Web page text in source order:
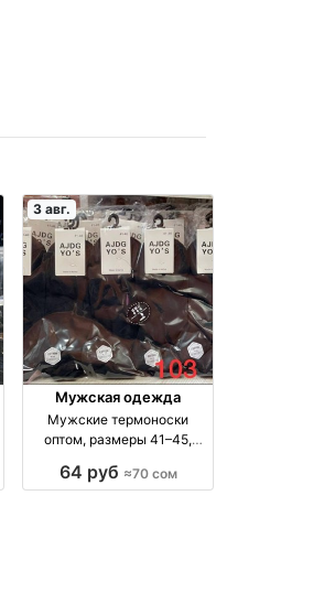
3 авг.
Мужская одежда
Мужские термоноски
оптом, размеры 41–45,
производство Киргизия
64 руб ≈70 сом